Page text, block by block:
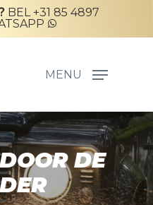
BEL +31 85 4897
MENU
DE